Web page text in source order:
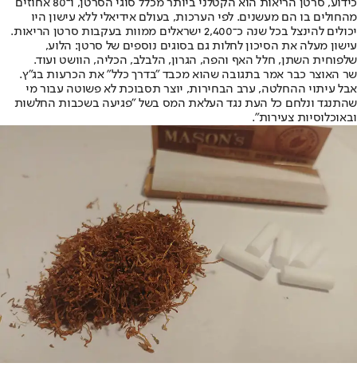
כידוע, סרטן הריאות הוא הקטלני ביותר מכלל סוגי הסרטן, ו־80 אחוזים
מהחולים בו הם מעשנים. לפי הערכות, בעולם אידיאלי ללא עישון היו
יכולים להינצל בכל שנה כ־2,400 ישראלים ממוות בעקבות סרטן הריאות.
עישון מעלה את הסיכון לחלות גם בסוגים נוספים של סרטן: הלוע,
שלפוחית השתן, חלל האף והפה, הגרון, הלבלב, הכליה, הוושט ועוד.
שר האוצר כבר אמר בתגובה שהוא מכבד "בדרך כלל" את הכרעות בג"ץ.
אבל עיתוי ההחלטה, ערב הבחירות, יוצר תסבוכת לא פשוטה עבור מי
שהתנגד ונלחם כל העת נגד העלאת המס בשל "פגיעה בשכבות החלשות
ובאוכלוסיות צעירות".